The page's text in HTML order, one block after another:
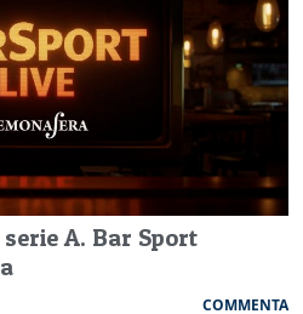
A. Bar Sport
COMMENTA